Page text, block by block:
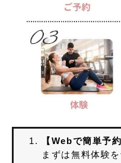
【Webで簡単予約
まずは無料体験